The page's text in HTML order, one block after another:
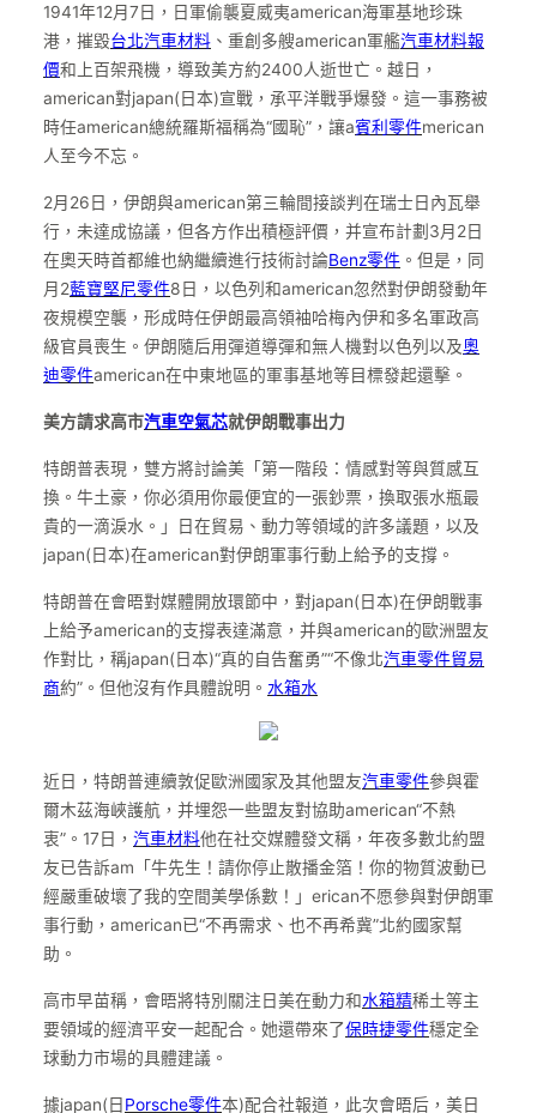
1941年12月7日，日軍偷襲夏威夷american海軍基地珍珠
港，摧毀台北汽車材料 、重創多艘american軍艦汽車材料報
價和上百架飛機，導致美方約2400人逝世亡。越日，
american對japan(日本)宣戰，承平洋戰爭爆發。這一事務被
時任american總統羅斯福稱為“國恥”，讓a賓利零件merican
人至今不忘。
2月26日，伊朗與american第三輪間接談判在瑞士日內瓦舉
行，未達成協議，但各方作出積極評價，并宣布計劃3月2日
在奧天時首都維也納繼續進行技術討論Benz零件 。但是，同
月2藍寶堅尼零件8日，以色列和american忽然對伊朗發動年
夜規模空襲，形成時任伊朗最高領袖哈梅內伊和多名軍政高
級官員喪生。伊朗隨后用彈道導彈和無人機對以色列以及奧
迪零件american在中東地區的軍事基地等目標發起還擊。
美方請求高市汽車空氣芯就伊朗戰事出力
特朗普表現，雙方將討論美「第一階段：情感對等與質感互
換。牛土豪，你必須用你最便宜的一張鈔票，換取張水瓶最
貴的一滴淚水。」日在貿易、動力等領域的許多議題，以及
japan(日本)在american對伊朗軍事行動上給予的支撐。
特朗普在會晤對媒體開放環節中，對japan(日本)在伊朗戰事
上給予american的支撐表達滿意，并與american的歐洲盟友
作對比，稱japan(日本)“真的自告奮勇”“不像北汽車零件貿易
商約”。但他沒有作具體說明。 水箱水
近日，特朗普連續敦促歐洲國家及其他盟友汽車零件參與霍
爾木茲海峽護航，并埋怨一些盟友對協助american“不熱
衷”。17日， 汽車材料他在社交媒體發文稱，年夜多數北約盟
友已告訴am「牛先生！請你停止散播金箔！你的物質波動已
經嚴重破壞了我的空間美學係數！」erican不愿參與對伊朗軍
事行動，american已“不再需求、也不再希冀”北約國家幫
助。
高市早苗稱，會晤將特別關注日美在動力和水箱精稀土等主
要領域的經濟平安一起配合。她還帶來了保時捷零件穩定全
球動力市場的具體建議。
據japan(日 Porsche零件本)配合社報道，此次會晤后，美日